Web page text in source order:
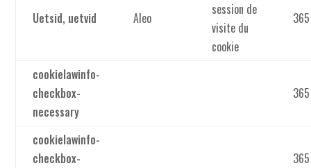
Uetsid, uetvid Aleo
session de
visite du
cookie
cookielawinfo-
checkbox-
necessary
cookielawinfo-
checkbox-